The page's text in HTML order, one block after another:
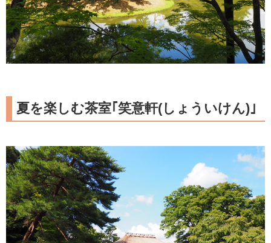
夏を楽しむ茶室｢笑意軒(しょういけん)｣